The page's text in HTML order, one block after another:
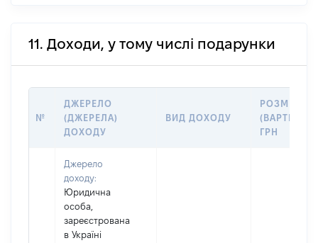
11. Доходи, у тому числі подарунки
№
ДЖЕРЕЛО
(ДЖЕРЕЛА)
ДОХОДУ
ВИД ДОХОДУ
РОЗМІР
(ВАРТІСТЬ),
ГРН
Джерело
доходу:
Юридична
особа,
зареєстрована
в Україні